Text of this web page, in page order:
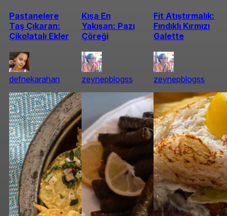
Pastanelere
Taş Çıkaran:
Çikolatalı Ekler
defnekarahan
Kışa En
Yakışan: Pazı
Çöreği
zeynepblogss
Fit Atıştırmalık:
Fındıklı Kırmızı
Galette
zeynepblogss